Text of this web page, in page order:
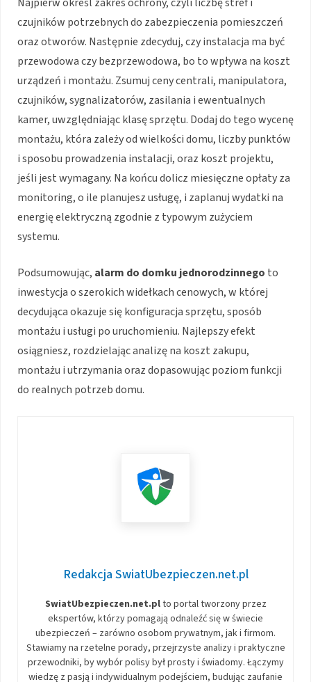
czujników potrzebnych do zabezpieczenia pomieszczeń
oraz otworów. Następnie zdecyduj, czy instalacja ma być
przewodowa czy bezprzewodowa, bo to wpływa na koszt
urządzeń i montażu. Zsumuj ceny centrali, manipulatora,
czujników, sygnalizatorów, zasilania i ewentualnych
kamer, uwzględniając klasę sprzętu. Dodaj do tego wycenę
montażu, która zależy od wielkości domu, liczby punktów
i sposobu prowadzenia instalacji, oraz koszt projektu,
jeśli jest wymagany. Na końcu dolicz miesięczne opłaty za
monitoring, o ile planujesz usługę, i zaplanuj wydatki na
energię elektryczną zgodnie z typowym zużyciem
systemu.
Podsumowując, alarm do domku jednorodzinnego to
inwestycja o szerokich widełkach cenowych, w której
decydująca okazuje się konfiguracja sprzętu, sposób
montażu i usługi po uruchomieniu. Najlepszy efekt
osiągniesz, rozdzielając analizę na koszt zakupu,
montażu i utrzymania oraz dopasowując poziom funkcji
do realnych potrzeb domu.
Redakcja SwiatUbezpieczen.net.pl
SwiatUbezpieczen.net.plto portal tworzony przez
ekspertów, którzy pomagają odnaleźć się w świecie
ubezpieczeń – zarówno osobom prywatnym, jak i firmom.
Stawiamy na rzetelne porady, przejrzyste analizy i praktyczne
przewodniki, by wybór polisy był prosty i świadomy. Łączymy
wiedzę z pasją i indywidualnym podejściem, budując zaufanie